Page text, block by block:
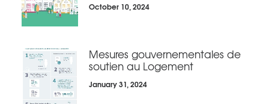
October 10, 2024
Mesures gouvernementales de
soutien au Logement
January 31, 2024